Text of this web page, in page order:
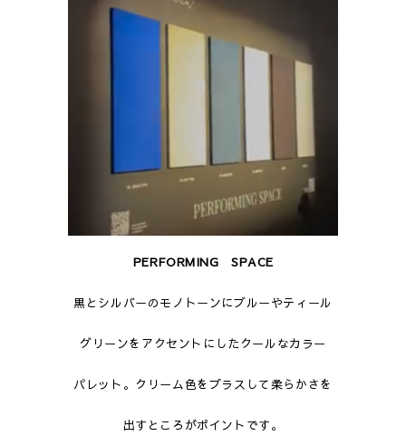
PERFORMING SPACE
黒とシルバーのモノトーンにブルーやティール
グリーンをアクセントにしたクールなカラー
パレット。クリーム色をプラスして柔らかさを
出すところがポイントです。